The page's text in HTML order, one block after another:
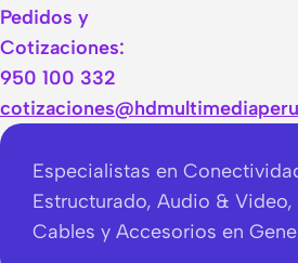
Pedidos y
Cotizaciones:
950 100 332
Especialistas en
Estructurado, Audio &
Cables y Accesorios en